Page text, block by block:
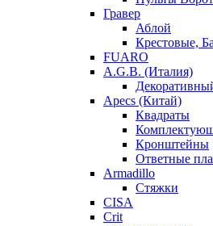
Гравер
Аблой
Крестовые,
FUARO
A.G.B. (Италия)
Apecs (Китай)
Квадраты
Кронштейны
Ответные
Armadillo
Стяжки
CISA
Crit